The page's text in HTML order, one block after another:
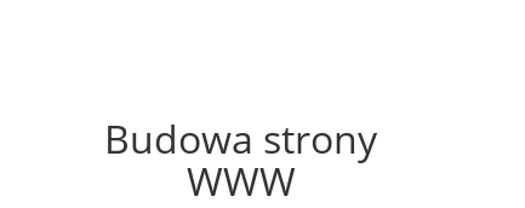
Budowa strony
WWW